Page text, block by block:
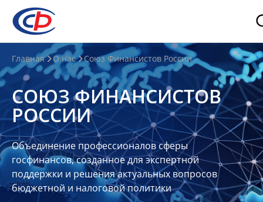
О
нас
О
СФР
Совет
Союза
Участники
Планы
Главная О нас Союз Финансистов России
СОЮЗ ФИНАНСИСТОВ
РОССИИ
Объединение профессионалов сферы
госфинансов, созданное для экспертной
поддержки и решения актуальных вопросов
бюджетной и налоговой политики